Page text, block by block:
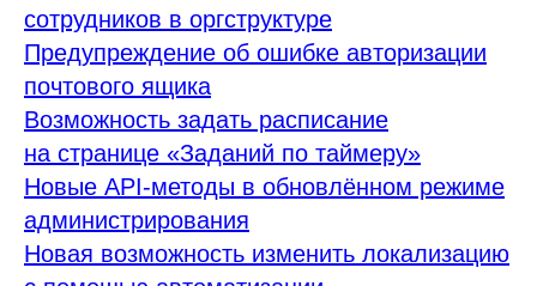
сотрудников в оргструктуре
Предупреждение об ошибке авторизации
почтового ящика
Возможность задать расписание
на странице «Заданий по таймеру»
Новые API-методы в обновлённом режиме
администрирования
Новая возможность изменить локализацию